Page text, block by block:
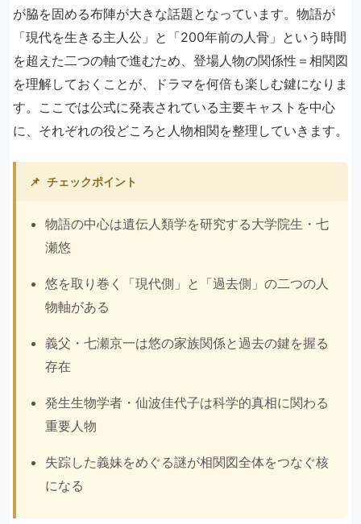
が脇を固める布陣が大きな話題となっています。物語が
「現代を生きる主人公」と「200年前の人骨」という時間
を超えた二つの軸で進むため、登場人物の関係性＝相関図
を理解しておくことが、ドラマを何倍も楽しむ鍵になりま
す。ここでは公式に発表されている主要キャストを中心
に、それぞれの役どころと人物相関を整理していきます。
📌 チェックポイント
物語の中心は遺伝人類学を研究する大学院生・七
瀬悠
悠を取り巻く「現代側」と「過去側」の二つの人
物軸がある
義父・七瀬京一は悠の家族関係と過去の鍵を握る
存在
発生生物学者・仙波佳代子は科学的真相に関わる
重要人物
失踪した義妹をめぐる謎が相関図全体をつなぐ核
になる